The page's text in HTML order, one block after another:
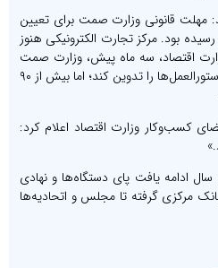
مهلت قانونی وزارت صمت برای تعیین
بود. مرکز تجارت الکترونیکی هنوز
اقتصاد، سه ماه پیش، وزارت صمت
را موظف کرده بود ظرف ۵۰ روز دستورالعمل‌ها را تدوین کند؛ اما بیش از ۹۰
کسب‌وکار وزارت اقتصاد اعلام کرد:
سال ادامه یافت پای دستگاه‌ها و نهادی
بانک مرکزی گرفته تا مجلس و اتحادیه‌ها